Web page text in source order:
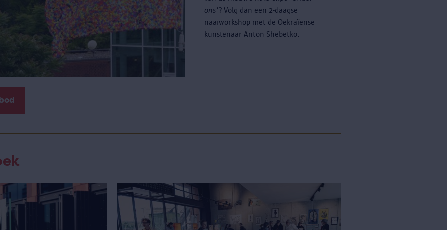
ons'? Volg dan een 2-daagse
naaiworkshop met de Oekraïense
kunstenaar Anton Shebetko.